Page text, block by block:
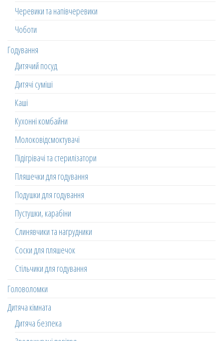
Черевики та напівчеревики
Чоботи
Годування
Дитячий посуд
Дитячі суміші
Каші
Кухонні комбайни
Молоковідсмоктувачі
Підігрівачі та стерилізатори
Пляшечки для годування
Подушки для годування
Пустушки, карабіни
Слинявчики та нагрудники
Соски для пляшечок
Стільчики для годування
Головоломки
Дитяча кімната
Дитяча безпека